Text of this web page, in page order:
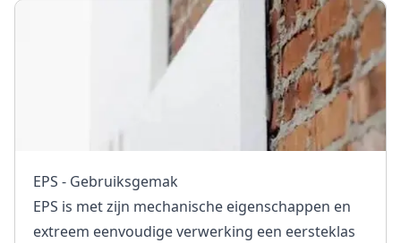
EPS - Gebruiksgemak
EPS is met zijn mechanische eigenschappen en
extreem eenvoudige verwerking een eersteklas